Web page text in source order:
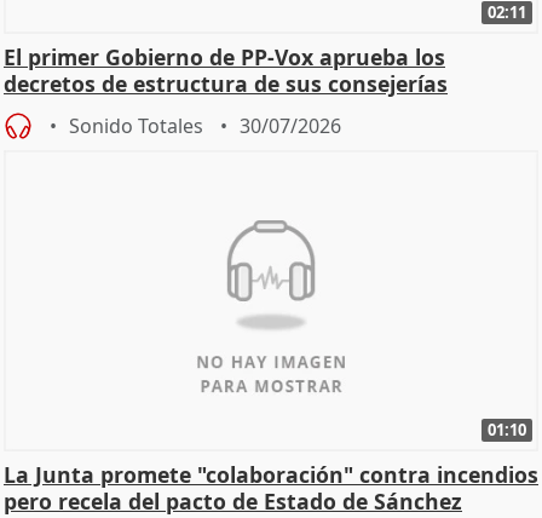
02:11
El primer Gobierno de PP-Vox aprueba los
decretos de estructura de sus consejerías
Sonido Totales 30/07/2026
01:10
La Junta promete "colaboración" contra incendios
pero recela del pacto de Estado de Sánchez